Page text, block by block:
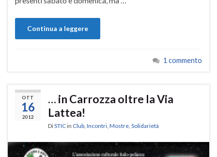
Continua a leggere
1 commento
OTT
16
2012
… in Carrozza oltre la Via
Lattea!
DiSTICin Club, Incontri, Mostre, Solidarietà